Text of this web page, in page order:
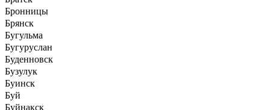
Бронницы
Брянск
Бугульма
Бугуруслан
Буденновск
Бузулук
Буинск
Буй
Буйнакск